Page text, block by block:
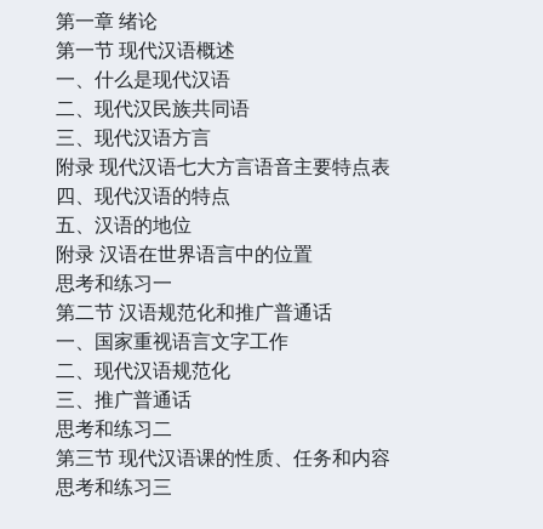
第一章 绪论
第一节 现代汉语概述
一、什么是现代汉语
二、现代汉民族共同语
三、现代汉语方言
附录 现代汉语七大方言语音主要特点表
四、现代汉语的特点
五、汉语的地位
附录 汉语在世界语言中的位置
思考和练习一
第二节 汉语规范化和推广普通话
一、国家重视语言文字工作
二、现代汉语规范化
三、推广普通话
思考和练习二
第三节 现代汉语课的性质、任务和内容
思考和练习三